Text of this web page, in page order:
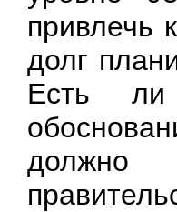
привлечь
долг
Есть ли
должно